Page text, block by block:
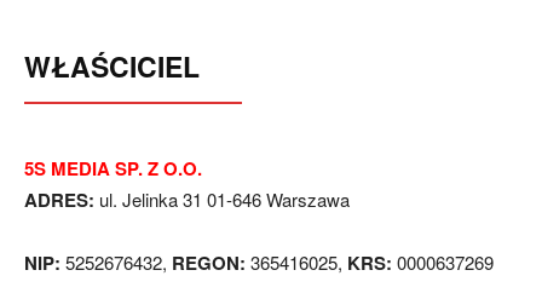
WŁAŚCICIEL
5S MEDIA SP. Z O.O.
ADRES: ul. Jelinka 31 01-646 Warszawa
NIP: 5252676432, REGON: 365416025, KRS: 0000637269